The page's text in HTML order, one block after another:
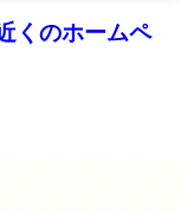
くのホームペ